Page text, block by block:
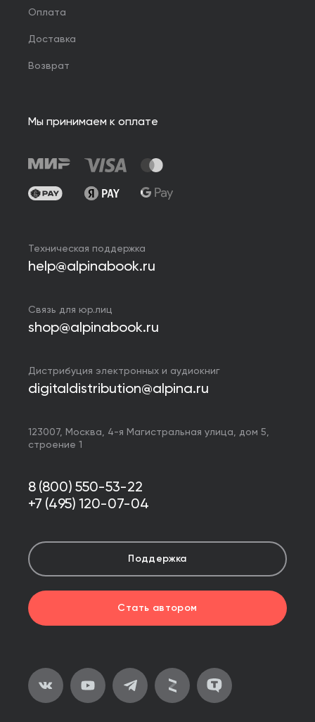
Оплата
Доставка
Возврат
Мы принимаем к оплате
Техническая поддержка
help@alpinabook.ru
Связь для юр.лиц
shop@alpinabook.ru
Дистрибуция электронных и аудиокниг
digitaldistribution@alpina.ru
123007, Москва, 4-я Магистральная улица, дом 5,
строение 1
8 (800) 550-53-22
+7 (495) 120-07-04
Поддержка
Стать автором